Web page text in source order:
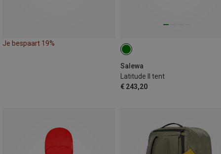
Je bespaart 19%
Salewa
Latitude II tent
€ 243,20